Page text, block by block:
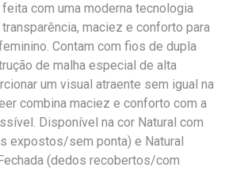
com uma moderna tecnologia
maciez e conforto para
Contam com fios de dupla
de malha especial de alta
um visual atraente sem igual na
combina maciez e conforto com a
Disponível na cor Natural com
expostos/sem ponta) e Natural
(dedos recobertos/com